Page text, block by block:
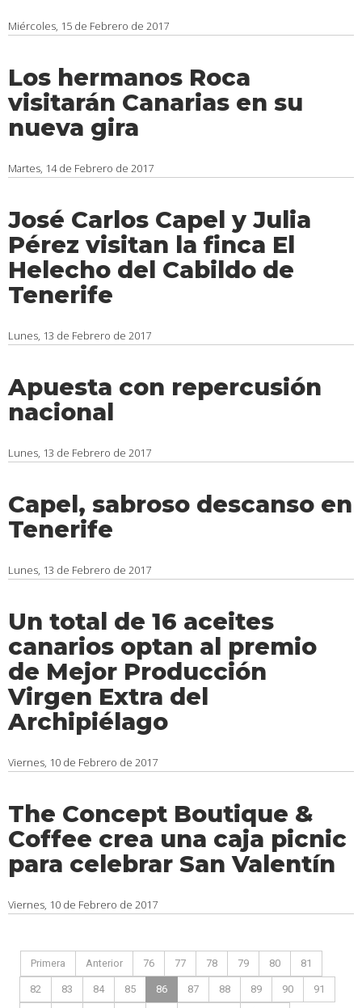
Miércoles, 15 de Febrero de 2017
Los hermanos Roca
visitarán Canarias en su
nueva gira
Martes, 14 de Febrero de 2017
José Carlos Capel y Julia
Pérez visitan la finca El
Helecho del Cabildo de
Tenerife
Lunes, 13 de Febrero de 2017
Apuesta con repercusión
nacional
Lunes, 13 de Febrero de 2017
Capel, sabroso descanso en
Tenerife
Lunes, 13 de Febrero de 2017
Un total de 16 aceites
canarios optan al premio
de Mejor Producción
Virgen Extra del
Archipiélago
Viernes, 10 de Febrero de 2017
The Concept Boutique &
Coffee crea una caja picnic
para celebrar San Valentín
Viernes, 10 de Febrero de 2017
Primera Anterior 76 77 78 79 80 81
82 83 84 85 86 87 88 89 90 91